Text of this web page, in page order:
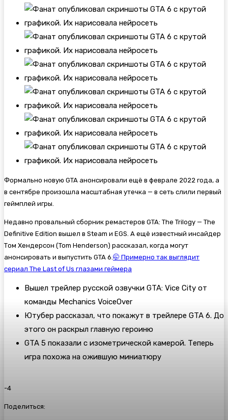
Формально новую GTA анонсировали ещё в феврале 2022 года, а
в сентябре произошла масштабная утечка — в сеть слили первый
геймплей игры.
Недавно провальный сборник ремастеров GTA: The Trilogy — The
Definitive Edition вышел в Steam и EGS. А ещё известный инсайдер
Том Хендерсон (Tom Henderson) рассказал, когда могут
анонсировать и выпустить GTA 6. 🤭 Примерно так выглядит
сериал The Last of Us глазами геймера
Вышел трейлер русской озвучки GTA: Vice City от
команды Mechanics VoiceOver
Ютубер рассказал, что покажут в трейлере GTA 6. До
этого он раскрыл главную героиню
GTA 5 показали с изометрической камерой. Теперь
игра похожа на ожившую миниатюру
-4
Поделиться: